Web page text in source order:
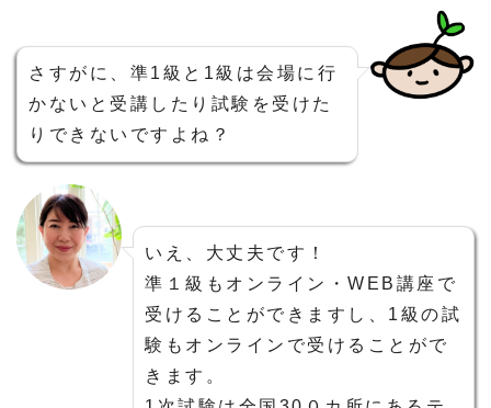
さすがに、準1級と1級は会場に行
かないと受講したり試験を受けた
りできないですよね？
いえ、大丈夫です！
準１級もオンライン・WEB講座で
受けることができますし、1級の試
験もオンラインで受けることがで
きます。